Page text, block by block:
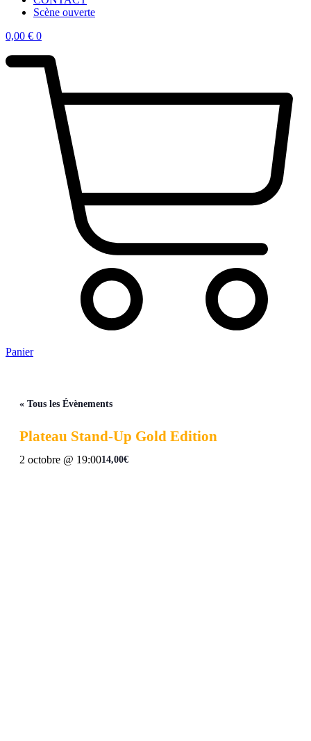
Scène ouverte
0,00 € 0
Panier
« Tous les Évènements
Plateau Stand-Up Gold Edition
2 octobre @ 19:0014,00€